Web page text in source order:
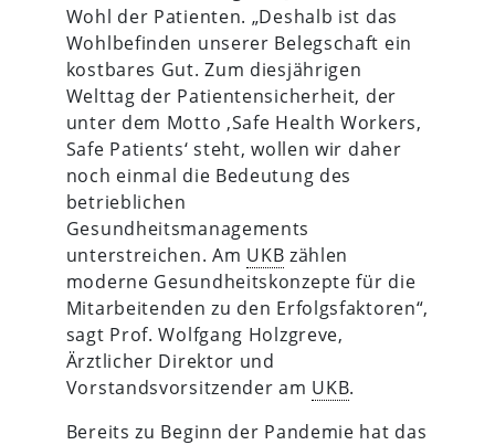
Wohl der Patienten. „Deshalb ist das
Wohlbefinden unserer Belegschaft ein
kostbares Gut. Zum diesjährigen
Welttag der Patientensicherheit, der
unter dem Motto ,Safe Health Workers,
Safe Patients‘ steht, wollen wir daher
noch einmal die Bedeutung des
betrieblichen
Gesundheitsmanagements
unterstreichen. Am UKB zählen
moderne Gesundheitskonzepte für die
Mitarbeitenden zu den Erfolgsfaktoren“,
sagt Prof. Wolfgang Holzgreve,
Ärztlicher Direktor und
Vorstandsvorsitzender am UKB.
Bereits zu Beginn der Pandemie hat das